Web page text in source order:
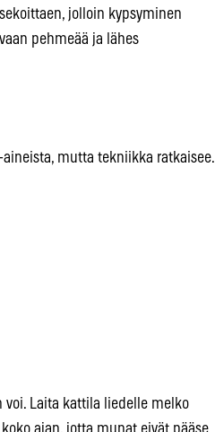
jolloin kypsyminen
pehmeää ja lähes
mutta tekniikka ratkaisee.
voi. Laita kattila liedelle melko